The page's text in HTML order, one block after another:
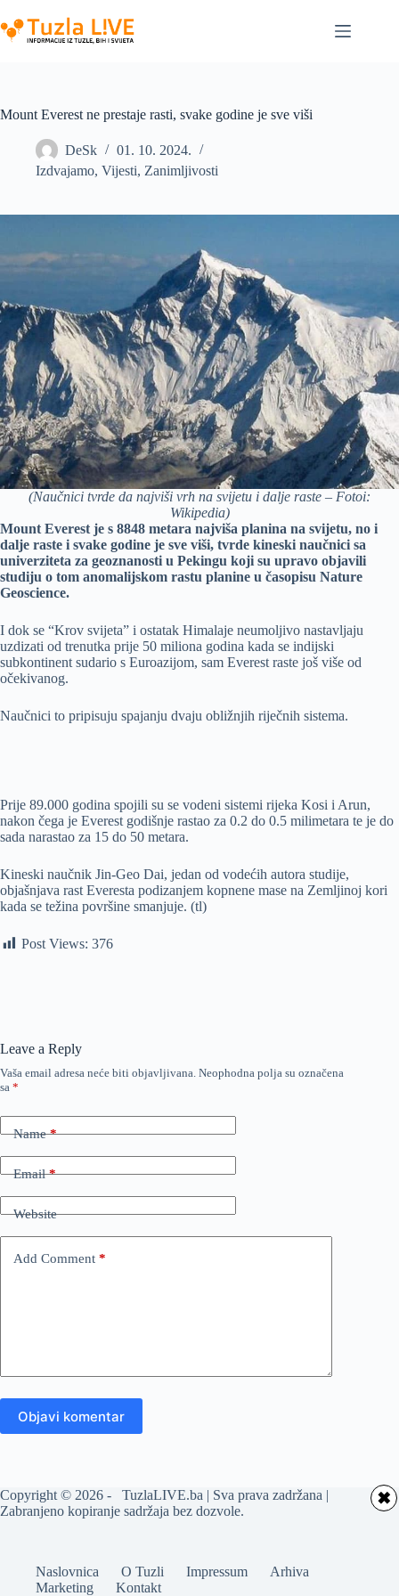
to
content
Mount Everest ne prestaje rasti, svake godine je sve viši
DeSk
01. 10. 2024.
Izdvajamo, Vijesti, Zanimljivosti
(Naučnici tvrde da najviši vrh na svijetu i dalje raste – Fotoi:
Wikipedia)
Mount Everest je s 8848 metara najviša planina na svijetu, no i
dalje raste i svake godine je sve viši, tvrde kineski naučnici sa
univerziteta za geoznanosti u Pekingu koji su upravo objavili
studiju o tom anomalijskom rastu planine u časopisu Nature
Geoscience.
I dok se “Krov svijeta” i ostatak Himalaje neumoljivo nastavljaju
uzdizati od trenutka prije 50 miliona godina kada se indijski
subkontinent sudario s Euroazijom, sam Everest raste još više od
očekivanog.
Naučnici to pripisuju spajanju dvaju obližnjih riječnih sistema.
Prije 89.000 godina spojili su se vodeni sistemi rijeka Kosi i Arun,
nakon čega je Everest godišnje rastao za 0.2 do 0.5 milimetara te je do
sada narastao za 15 do 50 metara.
Kineski naučnik Jin-Geo Dai, jedan od vodećih autora studije,
objašnjava rast Everesta podizanjem kopnene mase na Zemljinoj kori
kada se težina površine smanjuje. (tl)
Post Views: 376
Leave a Reply
Vaša email adresa neće biti objavljivana. Neophodna polja su označena
sa *
Name*
Email*
Website
Add Comment *
Objavi komentar
Copyright © 2026 - TuzlaLIVE.ba | Sva prava zadržana |
Zabranjeno kopiranje sadržaja bez dozvole.
Naslovnica O Tuzli Impressum
Arhiva
Marketing
Kontakt
✖